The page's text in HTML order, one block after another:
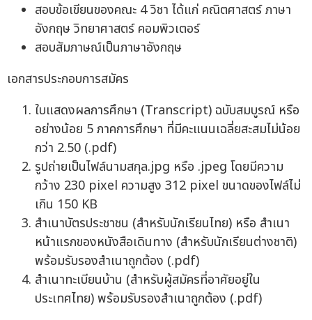
สอบข้อเขียนของคณะ 4 วิชา ได้แก่ คณิตศาสตร์ ภาษา
อังกฤษ วิทยาศาสตร์ คอมพิวเตอร์
สอบสัมภาษณ์เป็นภาษาอังกฤษ
เอกสารประกอบการสมัคร
ใบแสดงผลการศึกษา (Transcript) ฉบับสมบูรณ์ หรือ
อย่างน้อย 5 ภาคการศึกษา ที่มีคะแนนเฉลี่ยสะสมไม่น้อย
กว่า 2.50 (.pdf)
รูปถ่ายเป็นไฟล์นามสกุล.jpg หรือ .jpeg โดยมีความ
กว้าง 230 pixel ความสูง 312 pixel ขนาดของไฟล์ไม่
เกิน 150 KB
สำเนาบัตรประชาชน (สำหรับนักเรียนไทย) หรือ สำเนา
หน้าแรกของหนังสือเดินทาง (สำหรับนักเรียนต่างชาติ)
พร้อมรับรองสำเนาถูกต้อง (.pdf)
สำเนาทะเบียนบ้าน (สำหรับผู้สมัครที่อาศัยอยู่ใน
ประเทศไทย) พร้อมรับรองสำเนาถูกต้อง (.pdf)